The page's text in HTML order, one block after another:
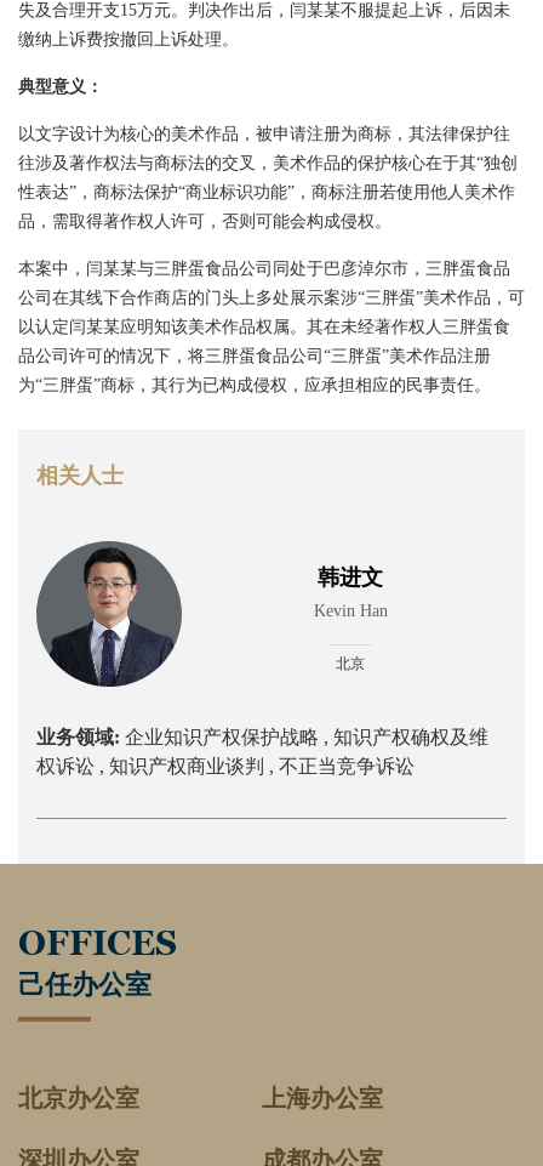
失及合理开支15万元。判决作出后，闫某某不服提起上诉，后因未
缴纳上诉费按撤回上诉处理。
典型意义：
以文字设计为核心的美术作品，被申请注册为商标，其法律保护往
往涉及著作权法与商标法的交叉，美术作品的保护核心在于其“独创
性表达”，商标法保护“商业标识功能”，商标注册若使用他人美术作
品，需取得著作权人许可，否则可能会构成侵权。
本案中，闫某某与三胖蛋食品公司同处于巴彦淖尔市，三胖蛋食品
公司在其线下合作商店的门头上多处展示案涉“三胖蛋”美术作品，可
以认定闫某某应明知该美术作品权属。其在未经著作权人三胖蛋食
品公司许可的情况下，将三胖蛋食品公司“三胖蛋”美术作品注册
为“三胖蛋”商标，其行为已构成侵权，应承担相应的民事责任。
相关人士
韩进文
Kevin Han
北京
业务领域: 企业知识产权保护战略 , 知识产权确权及维
权诉讼 , 知识产权商业谈判 , 不正当竞争诉讼
OFFICES
己任办公室
北京办公室 上海办公室
深圳办公室 成都办公室